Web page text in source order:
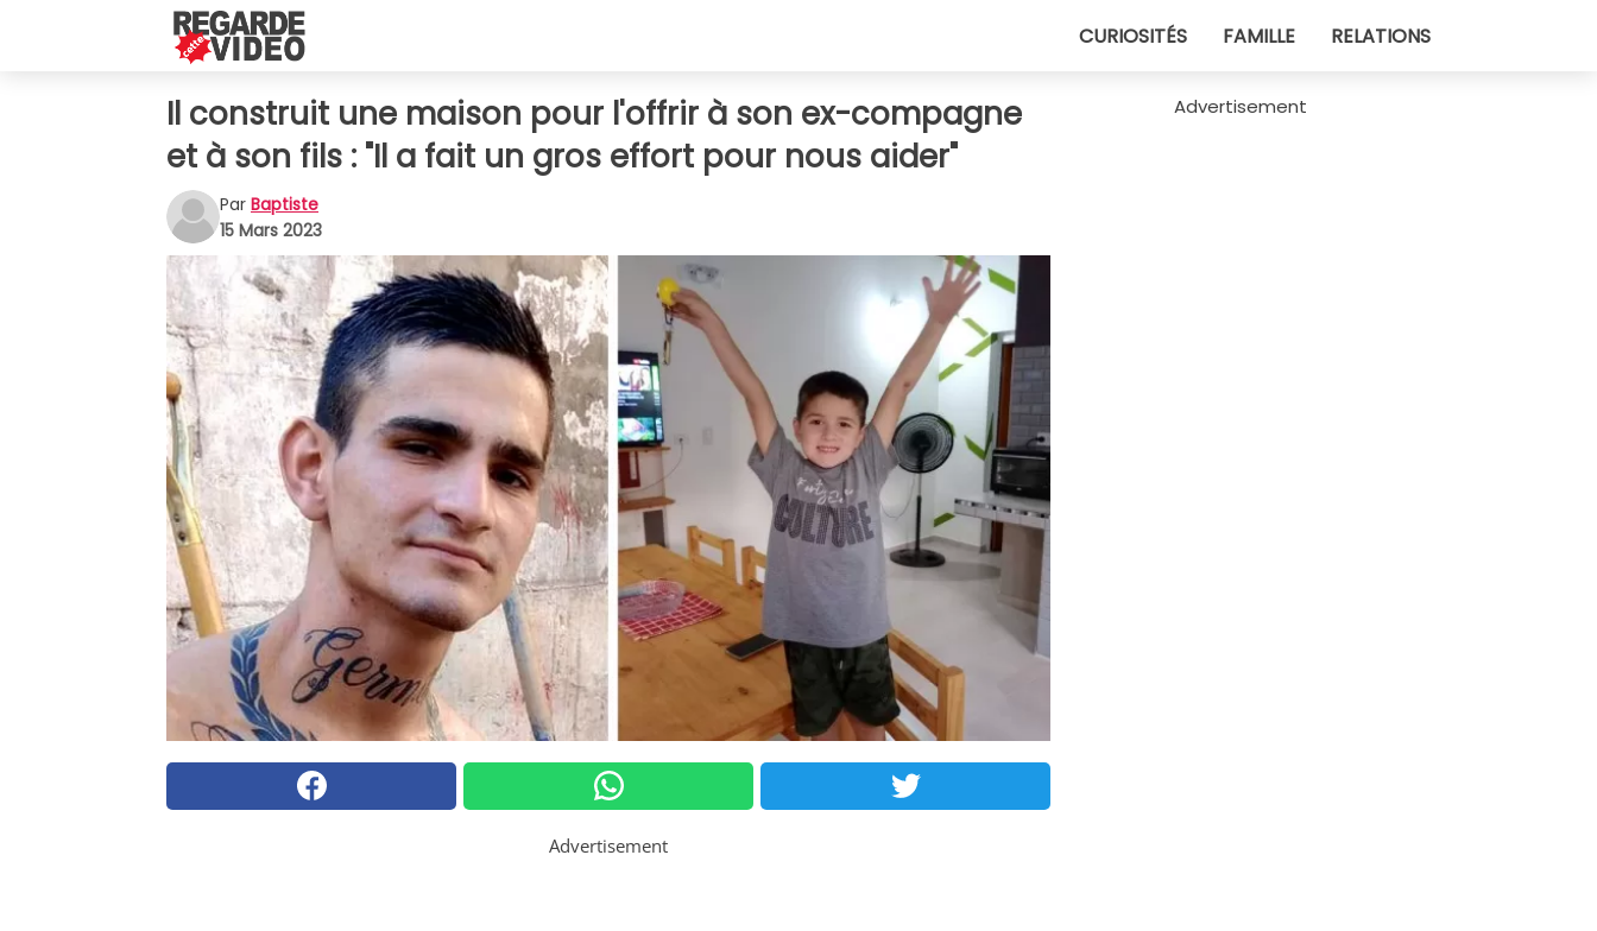
CURIOSITÉS FAMILLE RELATIONS
Il construit une maison pour l'offrir à son ex-compagne
et à son fils : "Il a fait un gros effort pour nous aider"
Par Baptiste
15 Mars 2023
Advertisement
Advertisement